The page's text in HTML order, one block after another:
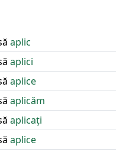
aplic
aplici
aplice
aplicăm
aplicați
aplice